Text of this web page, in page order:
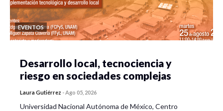
EVENTOS
Desarrollo local, tecnociencia y
riesgo en sociedades complejas
Laura Gutiérrez -Ago 05, 2026
Universidad Nacional Autónoma de México, Centro